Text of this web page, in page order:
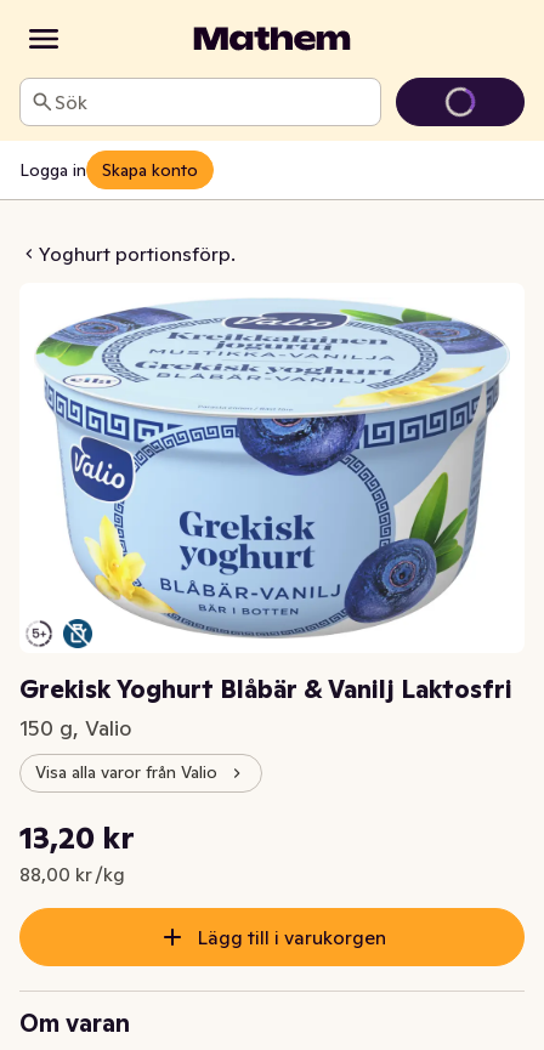
Sök
Logga in Skapa konto
Yoghurt portionsförp.
& Vanilj Laktosfri
Grekisk Yoghurt Blåbär & Vanilj Laktosfri
150 g, Valio
Visa alla varor från Valio
Nuvarande pris är: 13,20 kr
13,20 kr
88,00 kr /kg
Styckpris: 88,00 kr /kg
Lägg till i varukorgen
Om varan